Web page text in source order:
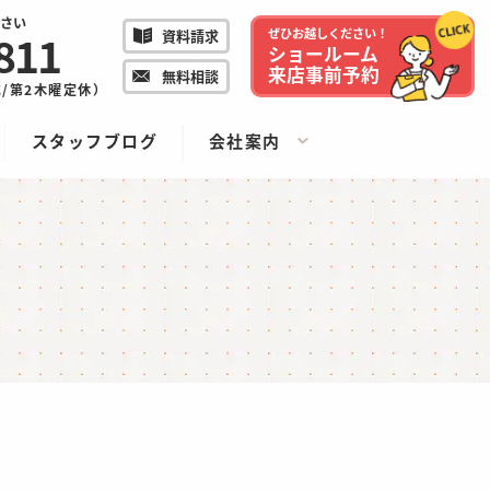
い
2木曜定休）
資料請求
無料相談
ぜひお越しください！
ショールーム
来店事前予約
スタッフブログ 会社案内